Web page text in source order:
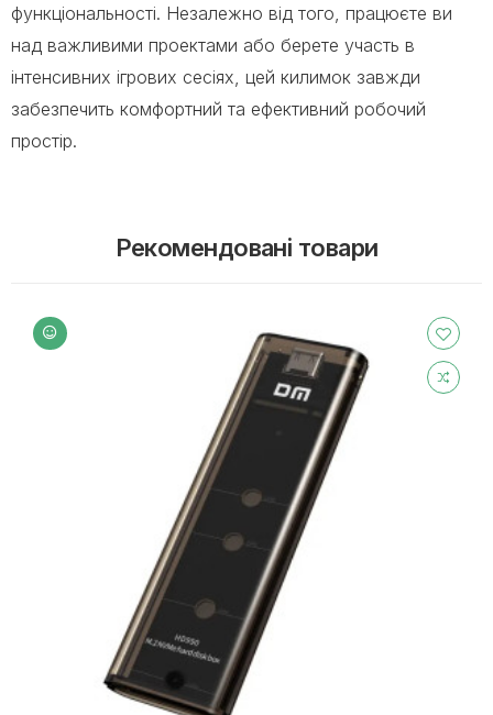
функціональності. Незалежно від того, працюєте ви
над важливими проектами або берете участь в
інтенсивних ігрових сесіях, цей килимок завжди
забезпечить комфортний та ефективний робочий
простір.
Рекомендовані товари